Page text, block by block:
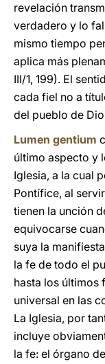
revelación
verdadero y lo
mismo tiempo
aplica más
III/1, 199). El
cada fiel no a
del pueblo de
Lumen gentium
último aspecto y
Iglesia, a la cual
Pontífice, al
tienen la unción
equivocarse
suya la
la fe de todo el
hasta los últimos
universal en las
La Iglesia, por
incluye
la fe: el órgano